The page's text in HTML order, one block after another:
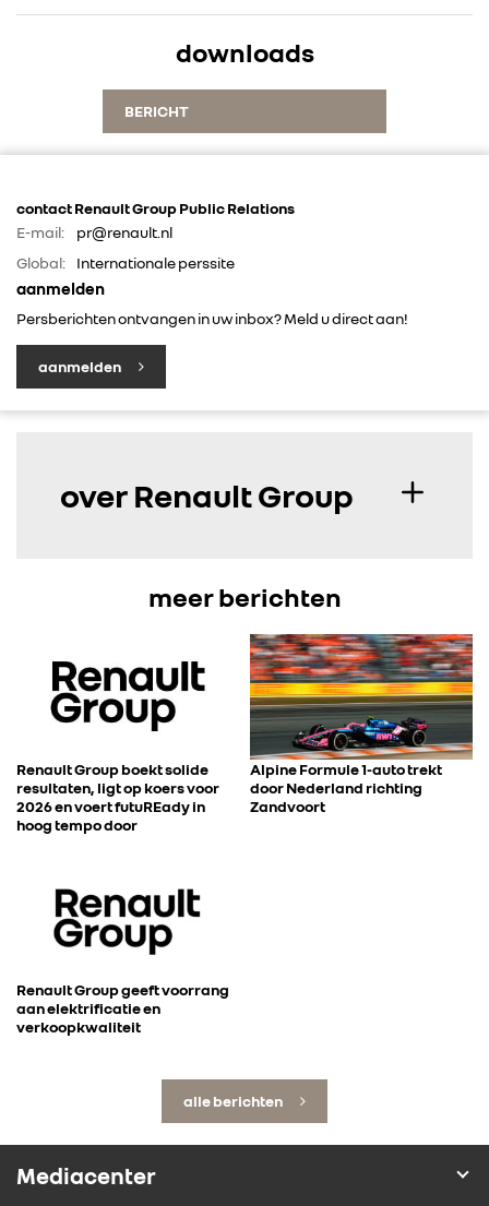
IN DE MEDIA
downloads
BERICHT
contact Renault Group Public Relations
E-mail:
pr@renault.nl
Global:
Internationale perssite
aanmelden
Persberichten ontvangen in uw inbox? Meld u direct aan!
aanmelden
over Renault Group
meer berichten
Renault Group boekt solide
resultaten, ligt op koers voor
2026 en voert futuREady in
hoog tempo door
Alpine Formule 1-auto trekt
door Nederland richting
Zandvoort
Renault Group geeft voorrang
aan elektrificatie en
verkoopkwaliteit
alle berichten
Mediacenter